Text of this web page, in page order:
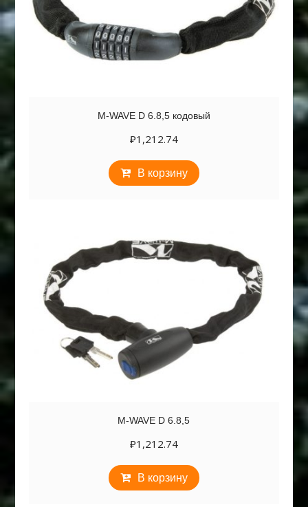
M-WAVE D 6.8,5 кодовый
₽1,212.74
В корзину
M-WAVE D 6.8,5
₽1,212.74
В корзину